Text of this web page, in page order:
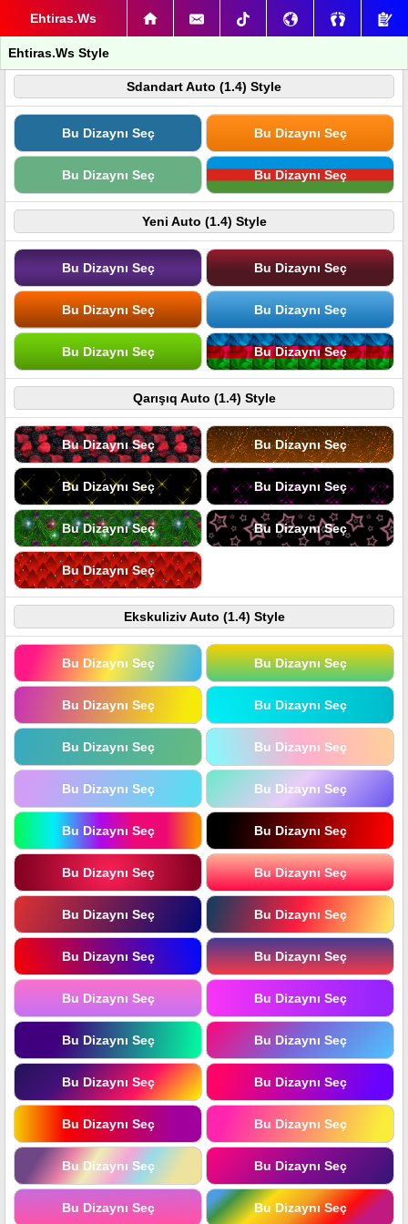
Ehtiras.Ws
Ehtiras.Ws Style
Sdandart Auto (1.4) Style
Bu Dizaynı Seç Bu Dizaynı Seç
Bu Dizaynı Seç Bu Dizaynı Seç
Yeni Auto (1.4) Style
Bu Dizaynı Seç Bu Dizaynı Seç
Bu Dizaynı Seç Bu Dizaynı Seç
Bu Dizaynı Seç Bu Dizaynı Seç
Qarışıq Auto (1.4) Style
Bu Dizaynı Seç Bu Dizaynı Seç
Bu Dizaynı Seç Bu Dizaynı Seç
Bu Dizaynı Seç Bu Dizaynı Seç
Bu Dizaynı Seç
Ekskuliziv Auto (1.4) Style
Bu Dizaynı Seç Bu Dizaynı Seç
Bu Dizaynı Seç Bu Dizaynı Seç
Bu Dizaynı Seç Bu Dizaynı Seç
Bu Dizaynı Seç Bu Dizaynı Seç
Bu Dizaynı Seç Bu Dizaynı Seç
Bu Dizaynı Seç Bu Dizaynı Seç
Bu Dizaynı Seç Bu Dizaynı Seç
Bu Dizaynı Seç Bu Dizaynı Seç
Bu Dizaynı Seç Bu Dizaynı Seç
Bu Dizaynı Seç Bu Dizaynı Seç
Bu Dizaynı Seç Bu Dizaynı Seç
Bu Dizaynı Seç Bu Dizaynı Seç
Bu Dizaynı Seç Bu Dizaynı Seç
Bu Dizaynı Seç Bu Dizaynı Seç